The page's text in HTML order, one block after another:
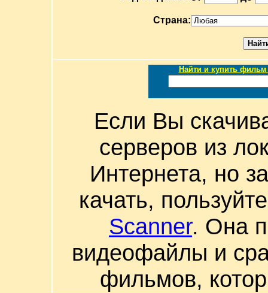
Страна:
Найти и купить фильм
Если Вы
серверов из
Интернета, но
качать,
Scanner. Она
видеофайлы и
фильмов,